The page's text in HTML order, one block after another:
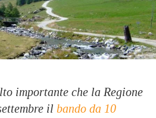
importante che la Regione
il bando da 10